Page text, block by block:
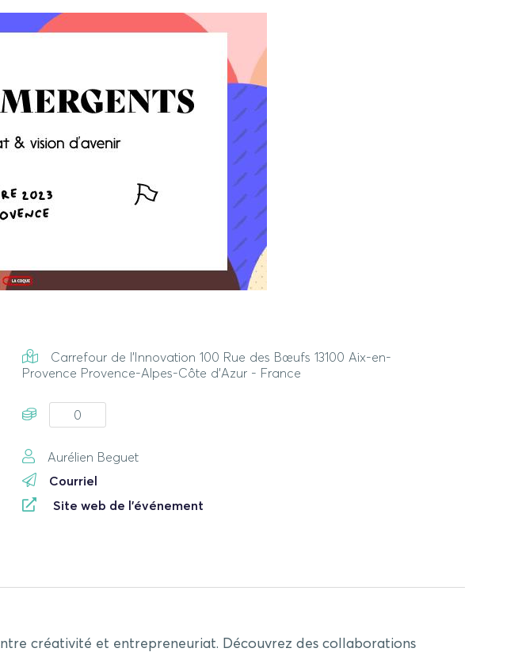
Carrefour de l'Innovation 100 Rue des Bœufs 13100 Aix-en-
Provence Provence-Alpes-Côte d'Azur - France
0
Aurélien Beguet
Courriel
Site web de l'événement
créativité et entrepreneuriat. Découvrez des collaborations